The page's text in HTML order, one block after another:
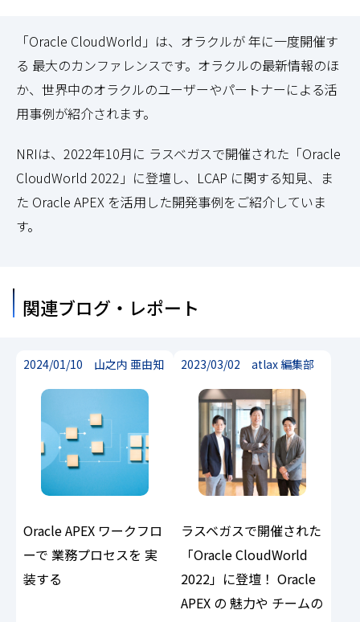
「Oracle CloudWorld」は、オラクルが 年に一度開催す
る 最大のカンファレンスです。オラクルの最新情報のほ
か、世界中のオラクルのユーザーやパートナーによる活
用事例が紹介されます。
NRIは、2022年10月に ラスベガスで開催された「Oracle
CloudWorld 2022」に登壇し、LCAP に関する知見、ま
た Oracle APEX を活用した開発事例をご紹介していま
す。
関連ブログ・レポート
2024/01/10 山之内 亜由知
Oracle APEX ワークフロ
ーで 業務プロセスを 実
装する
2023/03/02 atlax 編集部
ラスベガスで開催された
「Oracle CloudWorld
2022」に登壇！ Oracle
APEX の 魅力や チームの